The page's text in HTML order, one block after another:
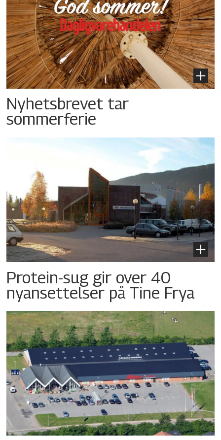
Nyhetsbrevet tar
sommerferie
Protein-sug gir over 40
nyansettelser på Tine Frya